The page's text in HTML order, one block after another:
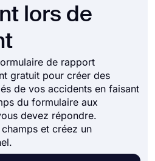
lors de
de rapport
gratuit pour créer des
de vos accidents en faisant
du formulaire aux
devez répondre.
et créez un